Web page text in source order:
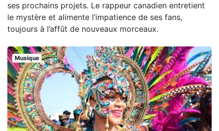
ses prochains projets. Le rappeur canadien entretient
le mystère et alimente l’impatience de ses fans,
toujours à l’affût de nouveaux morceaux.
Musique